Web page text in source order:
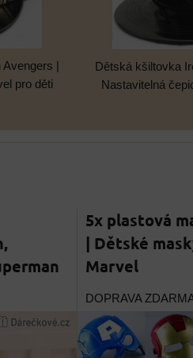
|
pro děti
Dětská kšiltovka
Nastavitelná
5x plastová
| Dětské
Marvel
DOPRAVA